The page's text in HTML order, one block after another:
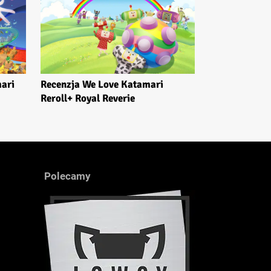
Recenzja We Love Katamari
Reroll+ Royal Reverie
Polecamy